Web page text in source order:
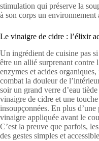
stimulation qui préserve la
à son corps un environnement
Le vinaigre de cidre : l’élixir
Un ingrédient de cuisine pas
être un allié surprenant contre
enzymes et acides
combat la douleur de
soir un grand verre d’eau
vinaigre de cidre et une
insoupçonnées. En plus
vinaigre appliquée avant le
C’est la preuve que parfois,
des gestes simples et